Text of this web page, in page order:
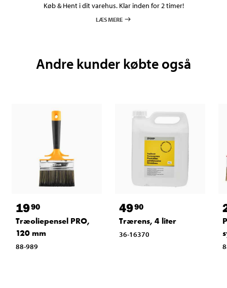
Køb & Hent i dit varehus. Klar inden for 2 timer!
LÆS MERE
Andre kunder købte også
1990
Træoliepensel PRO,
120 mm
88-989
4990
Trærens, 4 liter
36-16370